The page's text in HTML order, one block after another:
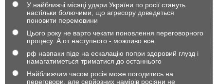
У найближчі місяці удари України по росії стануть
настільки болючими, що агресору доведеться
поновити перемовини
Цього року не варто чекати поновлення переговорного
процесу. А от наступного - можливо все
рф навпаки піде на ескалацію попри здоровий глузд і
намагатиметься триматися до останнього
Найближчим часом росія може погодитись на
переговори, але серйозних намірів росіяни не